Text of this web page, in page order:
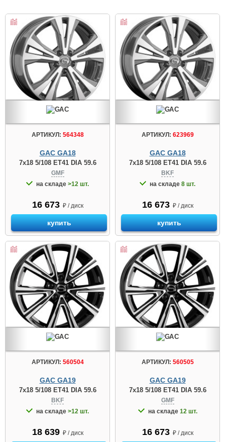
АРТИКУЛ: 564348
GAC GA18
7x18 5/108 ET41 DIA 59.6
GMF
на складе >12 шт.
16 673 ₽ / диск
купить
АРТИКУЛ: 623969
GAC GA18
7x18 5/108 ET41 DIA 59.6
BKF
на складе 8 шт.
16 673 ₽ / диск
купить
АРТИКУЛ: 560504
GAC GA19
7x18 5/108 ET41 DIA 59.6
BKF
на складе >12 шт.
18 639 ₽ / диск
АРТИКУЛ: 560505
GAC GA19
7x18 5/108 ET41 DIA 59.6
GMF
на складе 12 шт.
16 673 ₽ / диск